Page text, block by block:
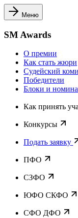
Меню
SM Awards
О премии
Как стать жюри
Судейский
Победители
Блоки и
Как принять
Конкурсы
Подать заявку
ПФО
СЗФО
ЮФО СКФО
CФО ДФО